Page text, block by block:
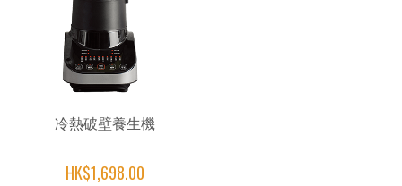
冷熱破壁養生機
HK$1,698.00